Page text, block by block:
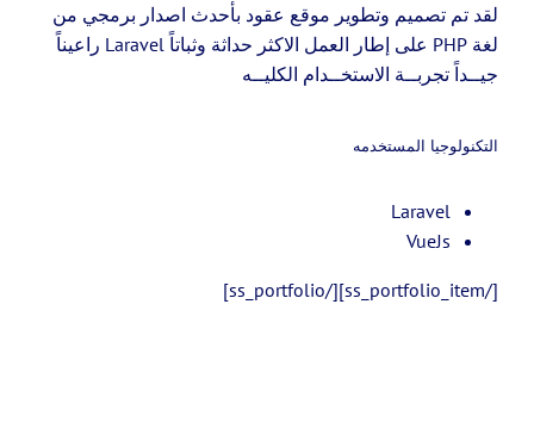
لقد تم تصميم وتطوير موقع عقود بأحدث اصدار برمجي من
لغة PHP على إطار العمل الاكثر حداثة وثباتاً Laravel راعيناً
جيــداً تجربــة الاستخــدام الكليــه
التكنولوجيا المستخدمه
Laravel
VueJs
[/ss_portfolio_item][/ss_portfolio]